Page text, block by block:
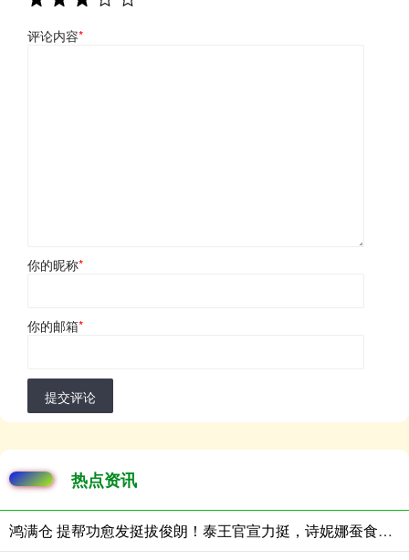
评论内容*
你的昵称*
你的邮箱*
提交评论
热点资讯
鸿满仓 提帮功愈发挺拔俊朗！泰王官宣力挺，诗妮娜蚕食苏提达养母实权